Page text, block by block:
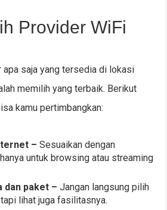
Provider WiFi
apa saja yang tersedia di lokasi
memilih yang terbaik. Berikut
kamu pertimbangkan:
– Sesuaikan dengan
untuk browsing atau streaming
dan paket – Jangan langsung pilih
lihat juga fasilitasnya.